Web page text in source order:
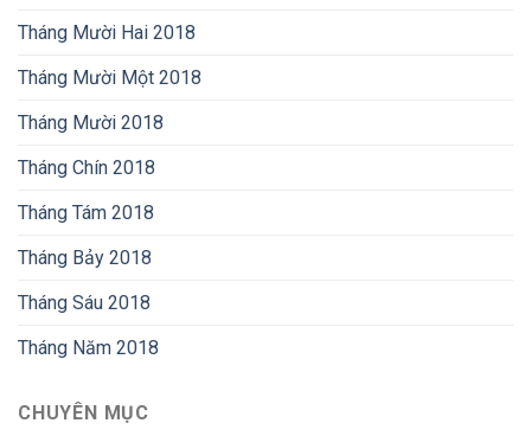
Tháng Mười Hai 2018
Tháng Mười Một 2018
Tháng Mười 2018
Tháng Chín 2018
Tháng Tám 2018
Tháng Bảy 2018
Tháng Sáu 2018
Tháng Năm 2018
CHUYÊN MỤC